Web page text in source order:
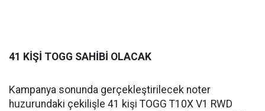
41 KİŞİ TOGG SAHİBİ OLACAK
Kampanya sonunda gerçekleştirilecek noter
huzurundaki çekilişle 41 kişi TOGG T10X V1 RWD